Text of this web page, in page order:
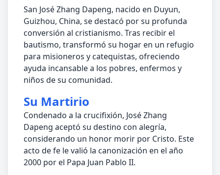
San José Zhang Dapeng, nacido en Duyun,
Guizhou, China, se destacó por su profunda
conversión al cristianismo. Tras recibir el
bautismo, transformó su hogar en un refugio
para misioneros y catequistas, ofreciendo
ayuda incansable a los pobres, enfermos y
niños de su comunidad.
Su Martirio
Condenado a la crucifixión, José Zhang
Dapeng aceptó su destino con alegría,
considerando un honor morir por Cristo. Este
acto de fe le valió la canonización en el año
2000 por el Papa Juan Pablo II.